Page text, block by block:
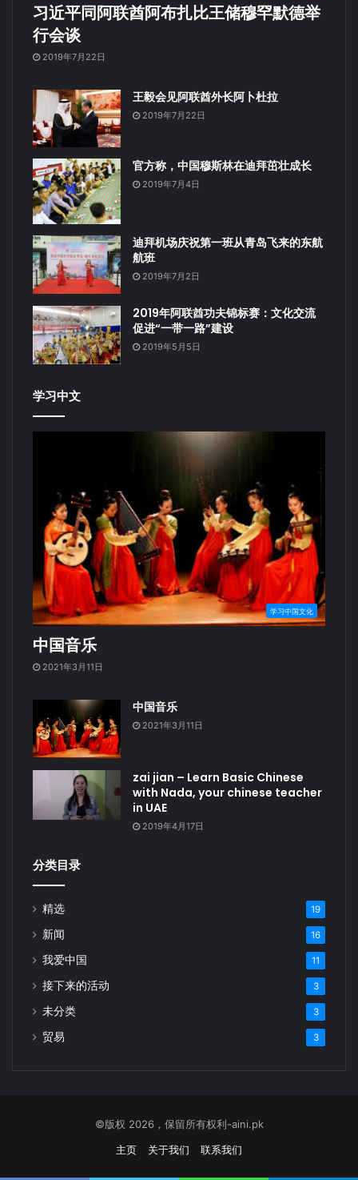
习近平同阿联酋阿布扎比王储穆罕默德举
行会谈
2019年7月22日
王毅会见阿联酋外长阿卜杜拉
2019年7月22日
官方称，中国穆斯林在迪拜茁壮成长
2019年7月4日
迪拜机场庆祝第一班从青岛飞来的东航
航班
2019年7月2日
2019年阿联酋功夫锦标赛：文化交流
促进“一带一路”建设
2019年5月5日
学习中文
学习中国文化
中国音乐
2021年3月11日
中国音乐
2021年3月11日
zai jian – Learn Basic Chinese
with Nada, your chinese teacher
in UAE
2019年4月17日
分类目录
精选 19
新闻 16
我爱中国 11
接下来的活动 3
未分类 3
贸易 3
©版权 2026，保留所有权利-aini.pk
主页
关于我们 联系我们